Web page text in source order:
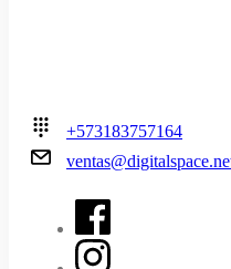
+573183757164